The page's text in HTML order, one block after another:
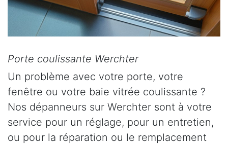
Porte coulissante Werchter
Un problème avec votre porte, votre
fenêtre ou votre baie vitrée coulissante ?
Nos dépanneurs sur Werchter sont à votre
service pour un réglage, pour un entretien,
ou pour la réparation ou le remplacement